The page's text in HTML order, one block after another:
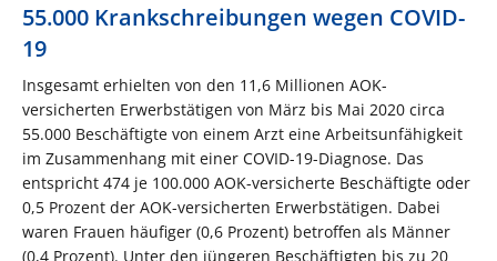
55.000 Krankschreibungen wegen COVID-
19
Insgesamt erhielten von den 11,6 Millionen AOK-
versicherten Erwerbstätigen von März bis Mai 2020 circa
55.000 Beschäftigte von einem Arzt eine Arbeitsunfähigkeit
im Zusammenhang mit einer COVID-19-Diagnose. Das
entspricht 474 je 100.000 AOK-versicherte Beschäftigte oder
0,5 Prozent der AOK-versicherten Erwerbstätigen. Dabei
waren Frauen häufiger (0,6 Prozent) betroffen als Männer
(0,4 Prozent). Unter den jüngeren Beschäftigten bis zu 20